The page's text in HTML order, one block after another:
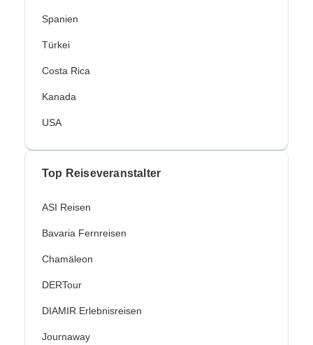
Spanien
Türkei
Costa Rica
Kanada
USA
Top Reiseveranstalter
ASI Reisen
Bavaria Fernreisen
Chamäleon
DERTour
DIAMIR Erlebnisreisen
Journaway